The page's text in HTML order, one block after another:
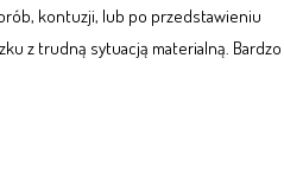
kontuzji, lub po przedstawieniu
z trudną sytuacją materialną. Bardzo